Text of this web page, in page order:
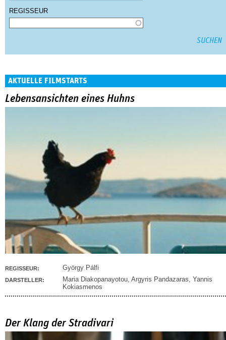
REGISSEUR
AKTUELLE FILMSTARTS
Lebensansichten eines Huhns
REGISSEUR: György Pálfi
DARSTELLER: Maria Diakopanayotou, Argyris Pandazaras, Yannis
Kokiasmenos
Der Klang der Stradivari